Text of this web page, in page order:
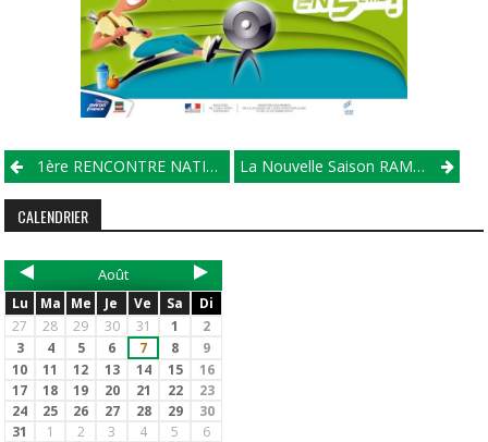
1ère RENCONTRE NATIONALE UGSEL 27-29 Mai 2019 La Nouvelle Saison RAME EN 5ème Recommence!!!
CALENDRIER
Août
Lu Ma Me Je Ve Sa
Di
27
28 29 30 31 1
2
3
4 5 6 7 8
9
10
11 12 13 14 15
16
17
18 19 20 21 22
23
24
25 26 27 28 29
30
31
1 2 3 4 5 6